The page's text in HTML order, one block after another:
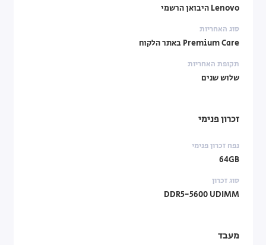
Lenovo היבואן הרשמי
סוג האחריות
Premium Care באתר הלקוח
תקופת האחריות
שלוש שנים
זכרון פנימי
נפח זכרון פנימי
64GB
סוג זכרון
DDR5-5600 UDIMM
מעבד